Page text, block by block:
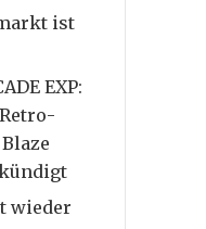
ist
EXP:
wieder